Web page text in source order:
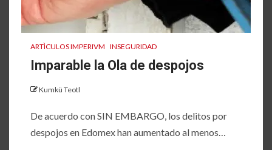
ARTÌCULOS IMPERIVM INSEGURIDAD
Imparable la Ola de despojos
Kumkü Teotl
De acuerdo con SIN EMBARGO, los delitos por
despojos en Edomex han aumentado al menos…